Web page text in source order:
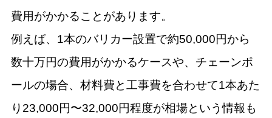
費用がかかることがあります。
例えば、1本のバリカー設置で約50,000円から
数十万円の費用がかかるケースや、チェーンポ
ールの場合、材料費と工事費を合わせて1本あた
り23,000円〜32,000円程度が相場という情報も